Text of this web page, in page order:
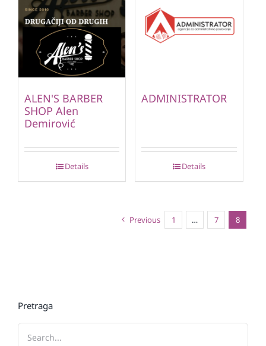
ALEN'S BARBER
SHOP Alen
Demirović
Details
ADMINISTRATOR
Details
Previous 1 … 7 8
Pretraga